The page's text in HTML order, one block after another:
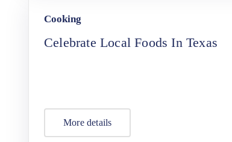
Cooking
Celebrate Local Foods In Texas
More details